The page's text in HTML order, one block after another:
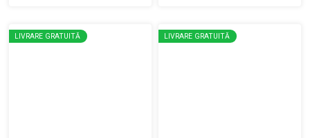
LIVRARE GRATUITĂ LIVRARE GRATUITĂ